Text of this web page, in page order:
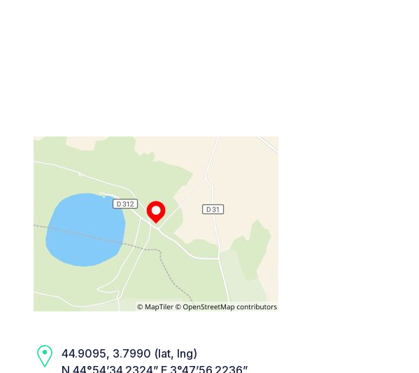
44.9095, 3.7990 (lat, lng)
N 44°54’34.2324” E 3°47’56.2236”